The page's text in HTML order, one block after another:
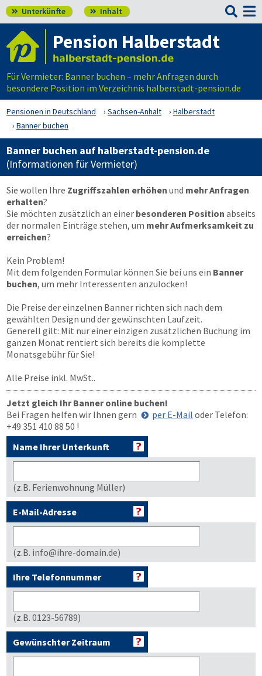
 Unterkünfte  Inhalt 
Pension Halberstadt
Für Vermieter: Banner buchen – mehr Anfragen durch
besondere Position im Verzeichnis halberstadt-pension.de
Pensionen in Deutschland Sachsen-Anhalt
Halberstadt
Banner buchen
Banner buchen auf halberstadt-pension.de
(Informationen für Vermieter)
Sie wollen Ihre Zugriffszahlen erhöhen und mehr Anfragen
erhalten?
Sie möchten zusätzlich an einer besonderen Position abseits
der normalen Einträge stehen, um mehr Aufmerksamkeit zu
erreichen?
Kein Problem!
Mit dem folgenden Formular können Sie bei uns ein Banner
buchen, um mehr Interessenten anzulocken!
Die Preise der einzelnen Banner richten sich nach dem
gewählten Design und der gewünschten Laufzeit.
Generell gilt: Mit nur einer einzigen zusätzlichen Buchung im
ganzen Monat rentiert sich bereits die komplette
Monatsgebühr für Sie!
Alle Preise inkl. MwSt..
Jetzt gleich Ihr Banner online buchen!
Bei Fragen helfen wir Ihnen gern
per E-Mail oder Telefon:
+49 351 410 88 50 !
Name Ihrer Unterkunft
(z.B. Ferienwohnung Müller)
E-Mail-Adresse
(z.B. info@ihre-domain.de)
Ihre Telefonnummer
(z.B. 0123-56789)
Gewünschter Zeitraum